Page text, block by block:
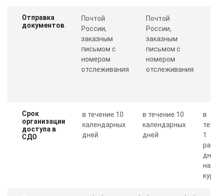
Отправка
документов
Почтой
России,
заказным
письмом с
номером
отслеживания
Почтой
России,
заказным
письмом с
номером
отслеживания
Срок
организации
доступа в
СДО
в течение 10
календарных
дней
в течение 10
календарных
дней
в
1
дня